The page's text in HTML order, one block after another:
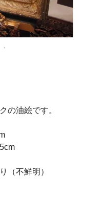
の油絵です。
（不鮮明）